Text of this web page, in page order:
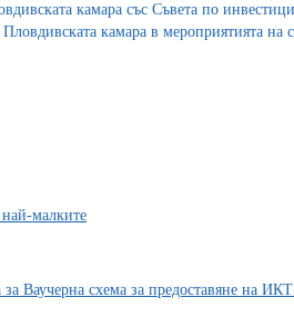
камара със Съвета по
камара в мероприятията на
малките
за Ваучерна схема за предоставяне на